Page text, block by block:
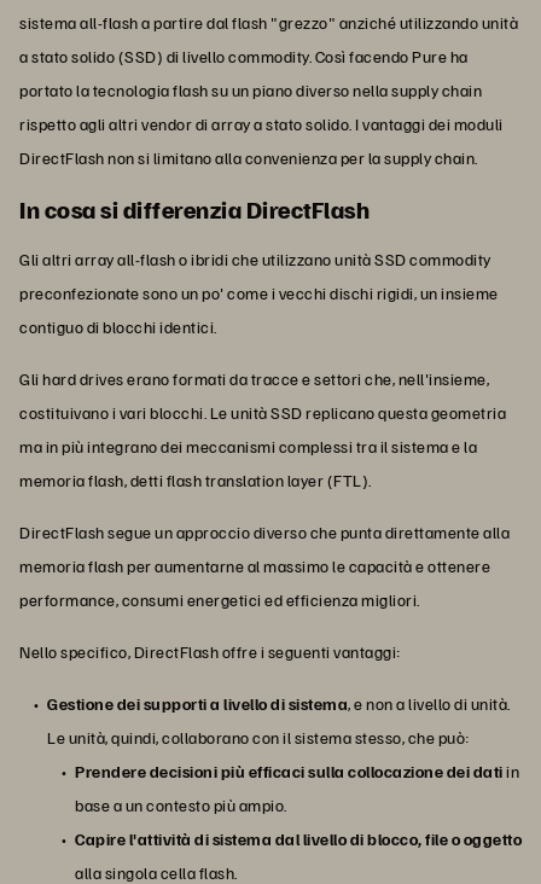
sistema all-flash a partire dal flash "grezzo" anziché utilizzando unità
a stato solido (SSD) di livello commodity. Così facendo Pure ha
portato la tecnologia flash su un piano diverso nella supply chain
rispetto agli altri vendor di array a stato solido. I vantaggi dei moduli
DirectFlash non si limitano alla convenienza per la supply chain.
In cosa si differenzia DirectFlash
Gli altri array all-flash o ibridi che utilizzano unità SSD commodity
preconfezionate sono un po' come i vecchi dischi rigidi, un insieme
contiguo di blocchi identici.
Gli hard drives erano formati da tracce e settori che, nell'insieme,
costituivano i vari blocchi. Le unità SSD replicano questa geometria
ma in più integrano dei meccanismi complessi tra il sistema e la
memoria flash, detti flash translation layer (FTL).
DirectFlash segue un approccio diverso che punta direttamente alla
memoria flash per aumentarne al massimo le capacità e ottenere
performance, consumi energetici ed efficienza migliori.
Nello specifico, DirectFlash offre i seguenti vantaggi:
Gestione dei supporti a livello di sistema, e non a livello di unità.
Le unità, quindi, collaborano con il sistema stesso, che può:
Prendere decisioni più efficaci sulla collocazione dei datiin
base a un contesto più ampio.
Capire l'attività di sistema dal livello di blocco, file o oggetto
alla singola cella flash.